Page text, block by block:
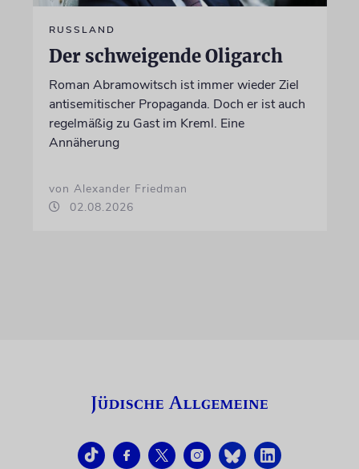
RUSSLAND
Der schweigende Oligarch
Roman Abramowitsch ist immer wieder Ziel
antisemitischer Propaganda. Doch er ist auch
regelmäßig zu Gast im Kreml. Eine
Annäherung
von Alexander Friedman
02.08.2026